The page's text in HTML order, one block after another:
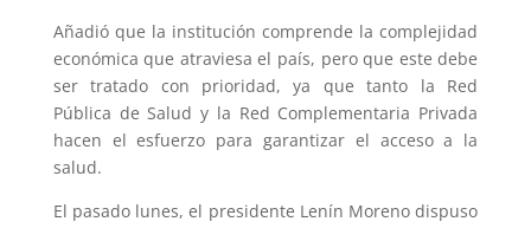
Añadió que la institución comprende la complejidad
económica que atraviesa el país, pero que este debe
ser tratado con prioridad, ya que tanto la Red
Pública de Salud y la Red Complementaria Privada
hacen el esfuerzo para garantizar el acceso a la
salud.
El pasado lunes, el presidente Lenín Moreno dispuso